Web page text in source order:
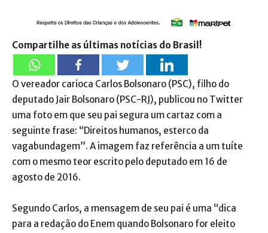
Compartilhe as últimas notícias do Brasil!
O vereador carioca Carlos Bolsonaro (PSC), filho do
deputado Jair Bolsonaro (PSC-RJ), publicou no Twitter
uma foto em que seu pai segura um cartaz com a
seguinte frase: “Direitos humanos, esterco da
vagabundagem”. A imagem faz referência a um tuíte
com o mesmo teor escrito pelo deputado em 16 de
agosto de 2016.
Segundo Carlos, a mensagem de seu pai é uma “dica
para a redação do Enem quando Bolsonaro for eleito